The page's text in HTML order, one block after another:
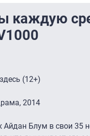
каждую
(12+)
2014
Айдан Блум в свои 35